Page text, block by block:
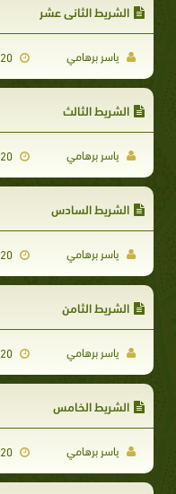
الشريط الثاني عشر
ياسر برهامي 2008-01-20
الشريط الثالث
ياسر برهامي 2008-01-20
الشريط السادس
ياسر برهامي 2008-01-20
الشريط الثامن
ياسر برهامي 2008-01-20
الشريط الخامس
ياسر برهامي 2008-01-20